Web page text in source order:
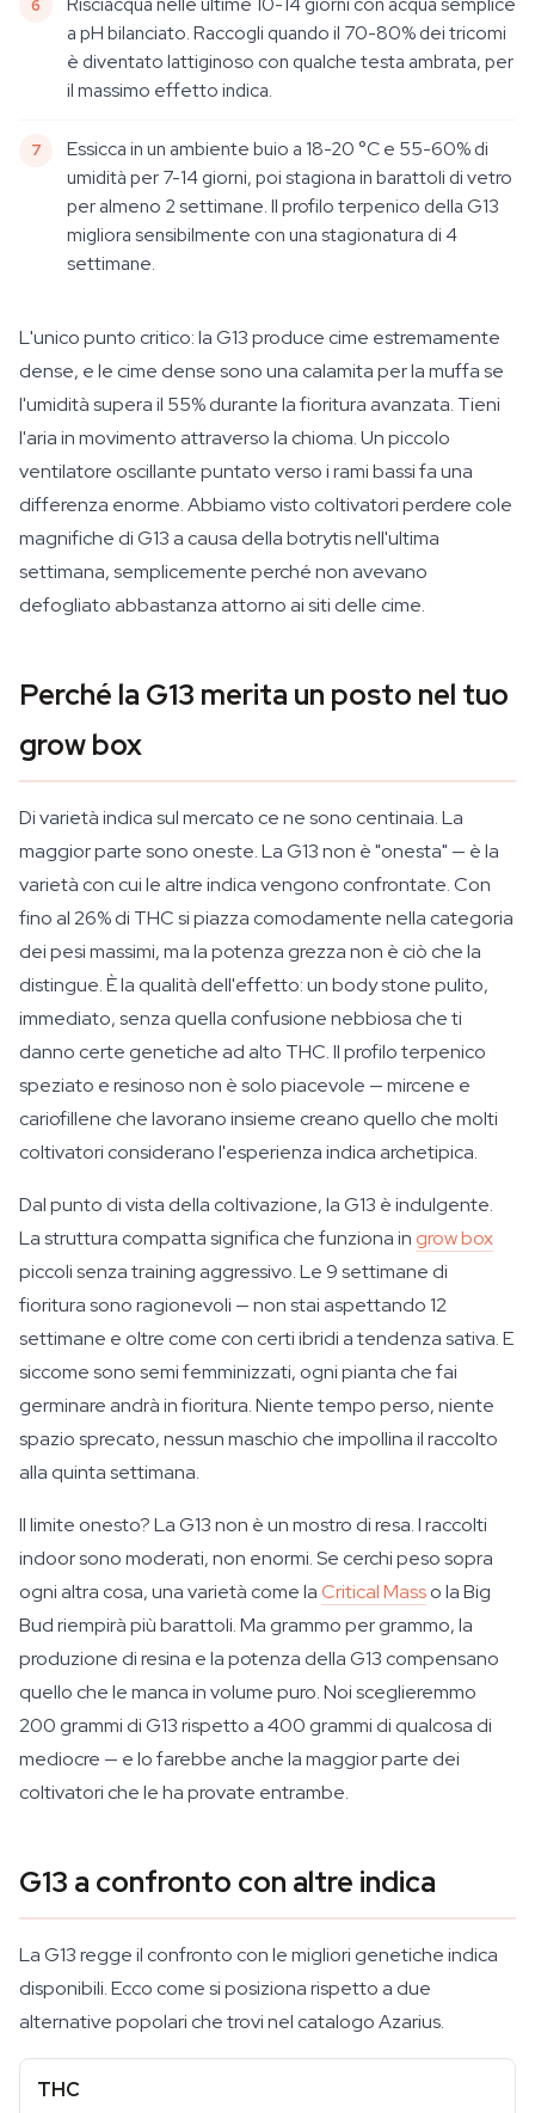
a pH bilanciato. Raccogli quando il 70-80% dei tricomi
è diventato lattiginoso con qualche testa ambrata, per
il massimo effetto indica.
Essicca in un ambiente buio a 18-20 °C e 55-60% di
umidità per 7-14 giorni, poi stagiona in barattoli di vetro
per almeno 2 settimane. Il profilo terpenico della G13
migliora sensibilmente con una stagionatura di 4
settimane.
L'unico punto critico: la G13 produce cime estremamente
dense, e le cime dense sono una calamita per la muffa se
l'umidità supera il 55% durante la fioritura avanzata. Tieni
l'aria in movimento attraverso la chioma. Un piccolo
ventilatore oscillante puntato verso i rami bassi fa una
differenza enorme. Abbiamo visto coltivatori perdere cole
magnifiche di G13 a causa della botrytis nell'ultima
settimana, semplicemente perché non avevano
defogliato abbastanza attorno ai siti delle cime.
Perché la G13 merita un posto nel tuo
grow box
Di varietà indica sul mercato ce ne sono centinaia. La
maggior parte sono oneste. La G13 non è "onesta" — è la
varietà con cui le altre indica vengono confrontate. Con
fino al 26% di THC si piazza comodamente nella categoria
dei pesi massimi, ma la potenza grezza non è ciò che la
distingue. È la qualità dell'effetto: un body stone pulito,
immediato, senza quella confusione nebbiosa che ti
danno certe genetiche ad alto THC. Il profilo terpenico
speziato e resinoso non è solo piacevole — mircene e
cariofillene che lavorano insieme creano quello che molti
coltivatori considerano l'esperienza indica archetipica.
Dal punto di vista della coltivazione, la G13 è indulgente.
La struttura compatta significa che funziona in grow box
piccoli senza training aggressivo. Le 9 settimane di
fioritura sono ragionevoli — non stai aspettando 12
settimane e oltre come con certi ibridi a tendenza sativa. E
siccome sono semi femminizzati, ogni pianta che fai
germinare andrà in fioritura. Niente tempo perso, niente
spazio sprecato, nessun maschio che impollina il raccolto
alla quinta settimana.
Il limite onesto? La G13 non è un mostro di resa. I raccolti
indoor sono moderati, non enormi. Se cerchi peso sopra
ogni altra cosa, una varietà come laCritical Masso la Big
Bud riempirà più barattoli. Ma grammo per grammo, la
produzione di resina e la potenza della G13 compensano
quello che le manca in volume puro. Noi sceglieremmo
200 grammi di G13 rispetto a 400 grammi di qualcosa di
mediocre — e lo farebbe anche la maggior parte dei
coltivatori che le ha provate entrambe.
G13 a confronto con altre indica
La G13 regge il confronto con le migliori genetiche indica
disponibili. Ecco come si posiziona rispetto a due
alternative popolari che trovi nel catalogo Azarius.
THC